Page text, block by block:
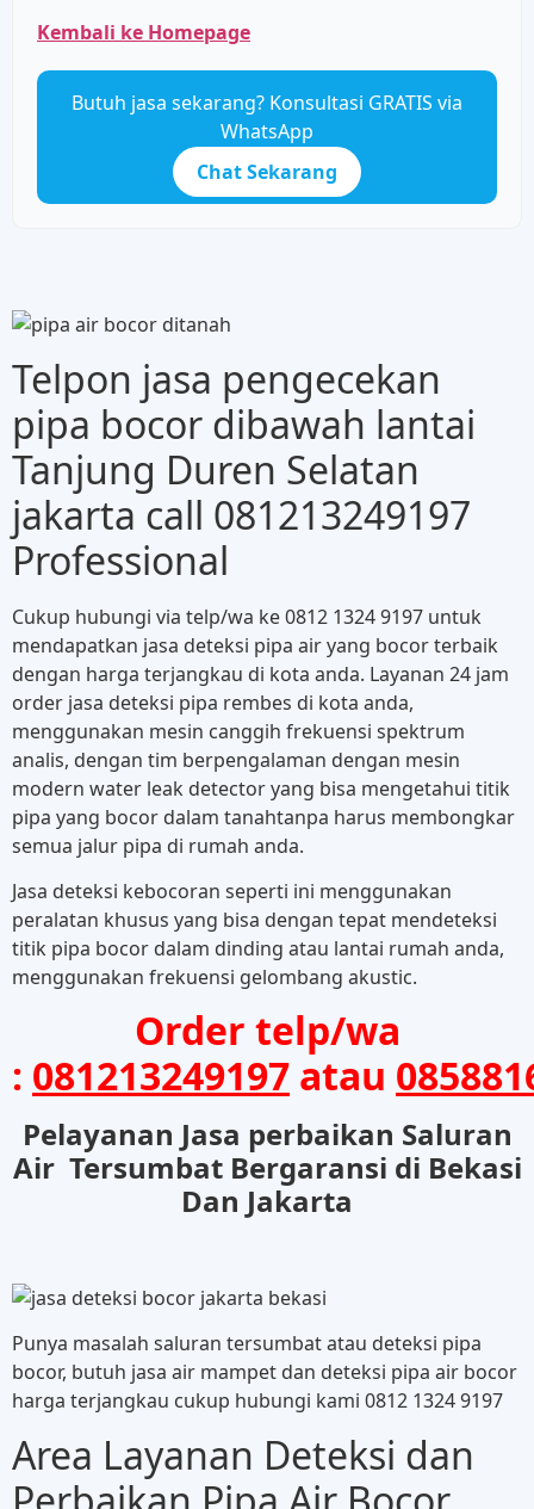
Kembali ke Homepage
Butuh jasa sekarang? Konsultasi GRATIS via
WhatsApp
Chat Sekarang
Telpon jasa pengecekan
pipa bocor dibawah lantai
Tanjung Duren Selatan
jakarta call 081213249197
Professional
Cukup hubungi via telp/wa ke 0812 1324 9197 untuk
mendapatkan jasa deteksi pipa air yang bocor terbaik
dengan harga terjangkau di kota anda. Layanan 24 jam
order jasa deteksi pipa rembes di kota anda,
menggunakan mesin canggih frekuensi spektrum
analis, dengan tim berpengalaman dengan mesin
modern water leak detector yang bisa mengetahui titik
pipa yang bocor dalam tanahtanpa harus membongkar
semua jalur pipa di rumah anda.
Jasa deteksi kebocoran seperti ini menggunakan
peralatan khusus yang bisa dengan tepat mendeteksi
titik pipa bocor dalam dinding atau lantai rumah anda,
menggunakan frekuensi gelombang akustic.
Order telp/wa
: 081213249197 atau
Pelayanan Jasa perbaikan Saluran
Air Tersumbat Bergaransi di Bekasi
Dan Jakarta
Punya masalah saluran tersumbat atau deteksi pipa
bocor, butuh jasa air mampet dan deteksi pipa air bocor
harga terjangkau cukup hubungi kami 0812 1324 9197
Area Layanan Deteksi dan